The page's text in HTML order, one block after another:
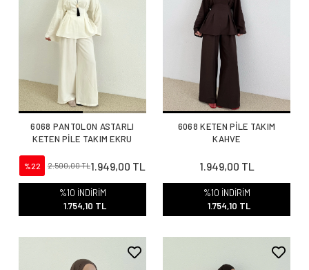
6068 PANTOLON ASTARLI
KETEN PİLE TAKIM EKRU
%22 2.500,00 TL1.949,00 TL
%10 İNDİRİM
1.754,10 TL
6068 KETEN PİLE TAKIM
KAHVE
1.949,00 TL
%10 İNDİRİM
1.754,10 TL